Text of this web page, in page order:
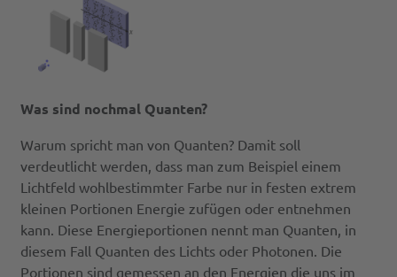
Was sind nochmal Quanten?
Warum spricht man von Quanten? Damit soll
verdeutlicht werden, dass man zum Beispiel einem
Lichtfeld wohlbestimmter Farbe nur in festen extrem
kleinen Portionen Energie zufügen oder entnehmen
kann. Diese Energieportionen nennt man Quanten, in
diesem Fall Quanten des Lichts oder Photonen. Die
Portionen sind gemessen an den Energien die uns im